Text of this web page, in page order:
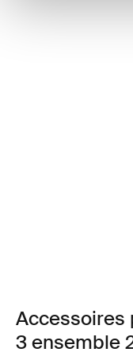
Accessoires
3 ensemble